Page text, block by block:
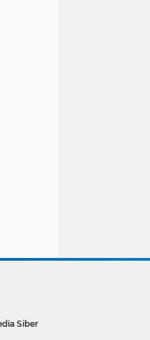
Siber